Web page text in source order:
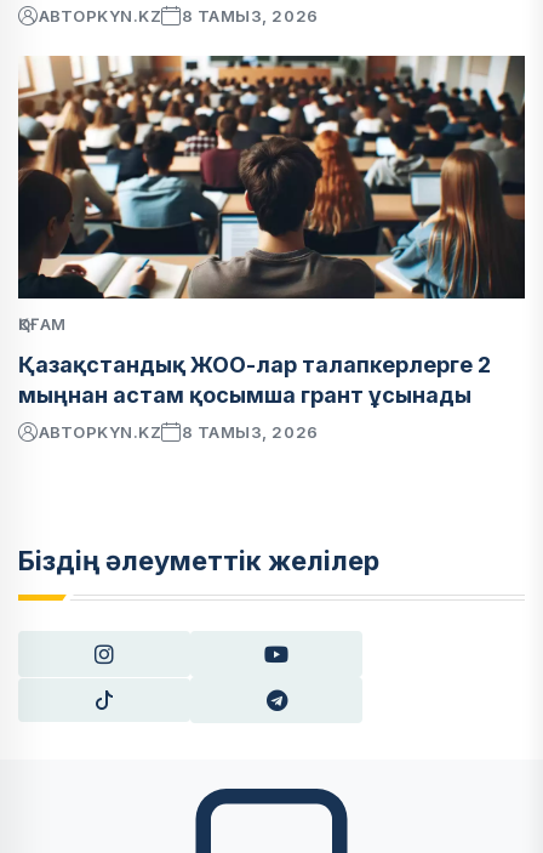
АВТОРKYN.KZ 8 ТАМЫЗ, 2026
ҚОҒАМ
Қазақстандық ЖОО-лар талапкерлерге 2
мыңнан астам қосымша грант ұсынады
АВТОРKYN.KZ 8 ТАМЫЗ, 2026
Біздің әлеуметтік желілер